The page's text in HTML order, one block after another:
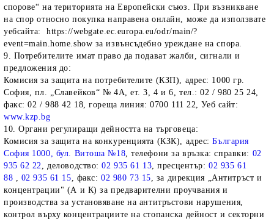
спорове“ на територията на Европейски съюз. При възникване
на спор относно покупка направена онлайн, може да използвате
уебсайта: https://webgate.ec.europa.eu/odr/main/?
event=main.home.show за извънсъдебно уреждане на спора.
9. Потребителите имат право да подават жалби, сигнали и
предложения до:
Комисия за защита на потребителите (КЗП), адрес: 1000 гр.
София, пл. „Славейков“ № 4А, ет. 3, 4 и 6, тел.: 02 / 980 25 24,
факс: 02 / 988 42 18, гореща линия: 0700 111 22, Уеб сайт:
www.kzp.bg
10. Органи регулиращи дейността на търговеца:
Комисия за защита на конкуренцията (КЗК), адрес:България
София 1000, бул. Витоша №18, телефони за връзка: справки: 02
935 62 22, деловодство:02 935 61 13, пресцентър:02 935 61
88 , 02 935 61 15, факс:02 980 73 15, за дирекция „Антитръст и
концентрации" (А и К) за предварителни проучвания и
производства за установяване на антитръстови нарушения,
контрол върху концентрациите на стопанска дейност и секторни